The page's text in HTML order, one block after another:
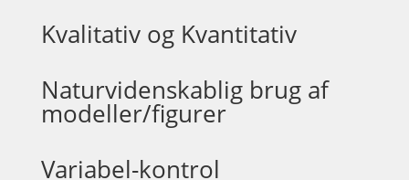
Kvalitativ og Kvantitativ
Naturvidenskablig brug af
modeller/figurer
Variabel-kontrol